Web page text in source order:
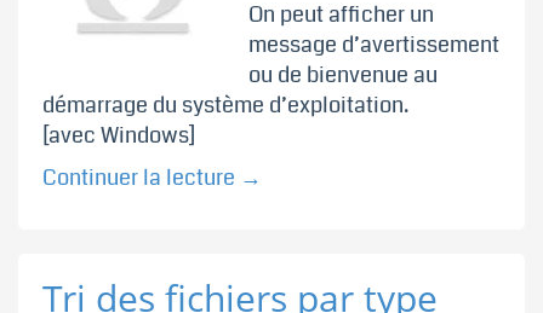
On peut afficher un
message d’avertissement
ou de bienvenue au
démarrage du système d’exploitation.
[avec Windows]
Continuer la lecture →
Tri des fichiers par type